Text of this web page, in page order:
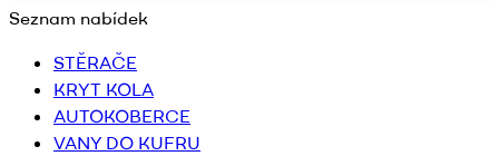
Seznam nabídek
STĚRAČE
KRYT KOLA
AUTOKOBERCE
VANY DO KUFRU